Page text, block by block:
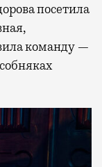
посетила
команду —